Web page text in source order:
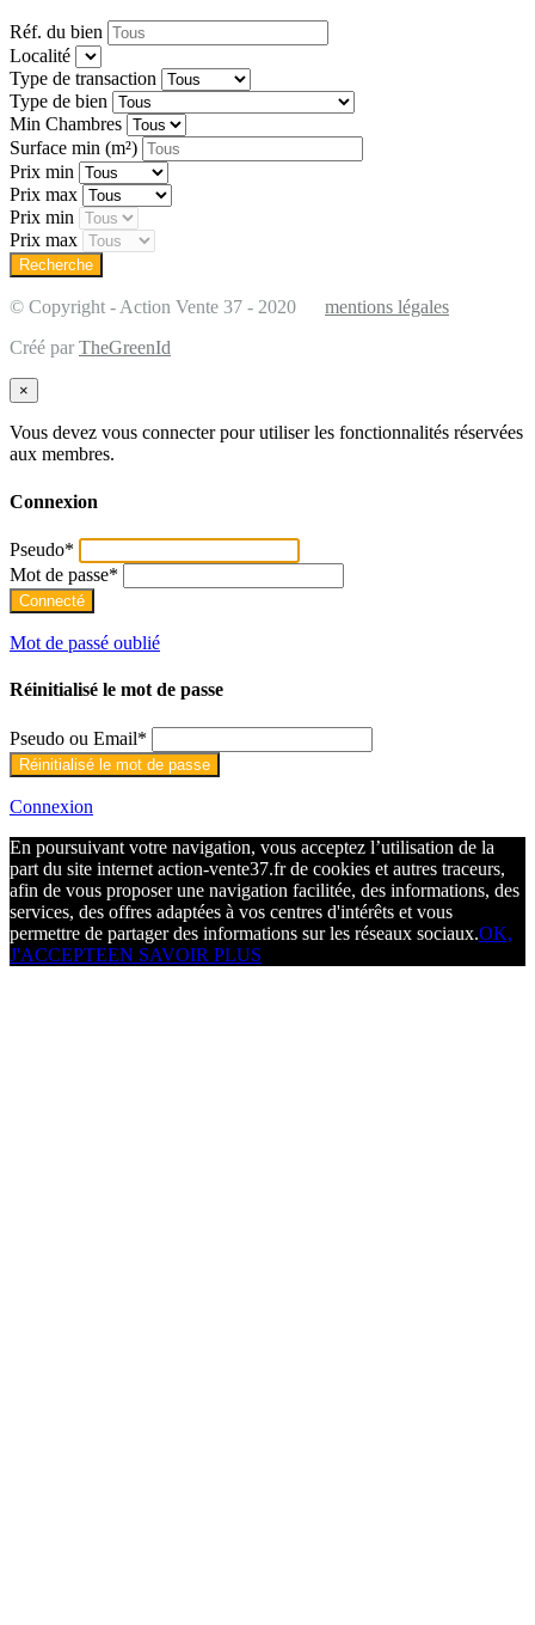
Réf. du bien
Localité
Type de transaction
Type de bien
Min Chambres
Surface min (m²)
Prix min
Prix max
Prix min
Prix max
© Copyright - Action Vente 37 - 2020 mentions légales
Créé par TheGreenId
×
Vous devez vous connecter pour utiliser les fonctionnalités réservées
aux membres.
Connexion
Pseudo*
Mot de passe*
Mot de passé oublié
Réinitialisé le mot de passe
Pseudo ou Email*
Connexion
En poursuivant votre navigation, vous acceptez l’utilisation de la
part du site internet action-vente37.fr de cookies et autres traceurs,
afin de vous proposer une navigation facilitée, des informations, des
services, des offres adaptées à vos centres d'intérêts et vous
permettre de partager des informations sur les réseaux sociaux.OK,
J'ACCEPTEEN SAVOIR PLUS